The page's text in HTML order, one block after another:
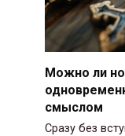
Можно ли
смыслом
Сразу без